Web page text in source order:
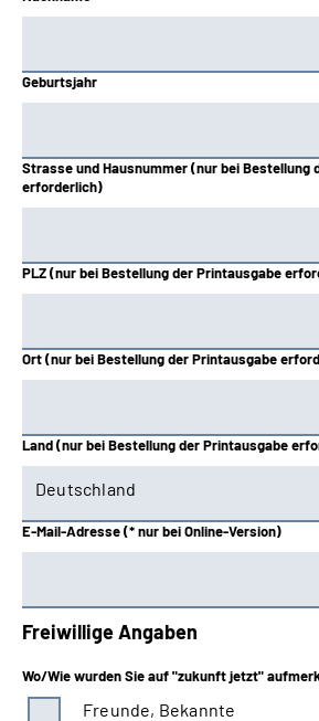
Knappschaft-Bahn-See
Nord
Oldenburg-Bremen
Rheinland
Saarland
Schwaben
Westfalen
Geburtsjahr
Strasse und Hausnummer (nur bei Bestellung
erforderlich)
PLZ (nur bei Bestellung der Printausgabe
Ort (nur bei Bestellung der Printausgabe
Land (nur bei Bestellung der Printausgabe
E-Mail-Adresse (* nur bei Online-Version)
Freiwillige Angaben
Wo/Wie wurden Sie auf "zukunft jetzt"
Freunde, Bekannte